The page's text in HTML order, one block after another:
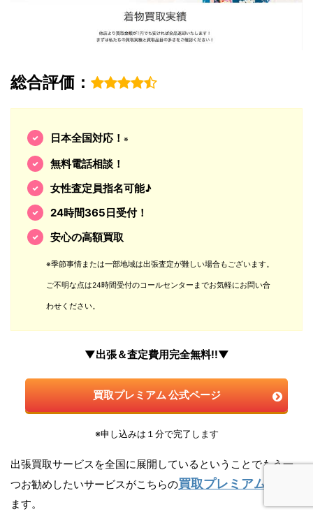
総合評価：
日本全国対応！ ※
無料電話相談！
女性査定員指名可能♪
24時間365日受付！
安心の高額買取
※季節事情または一部地域は出張査定が難しい場合もございます。
ご不明な点は24時間受付のコールセンターまでお気軽にお問い合
わせください。
▼出張＆査定費用完全無料!!▼
買取プレミアム 公式ページ
※申し込みは１分で完了します
出張買取サービスを全国に展開しているということでもう一
つお勧めしたいサービスがこちらの買取プレミアム
ます。